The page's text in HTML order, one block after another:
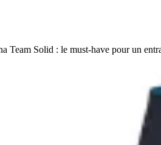
Team Solid : le must-have pour un